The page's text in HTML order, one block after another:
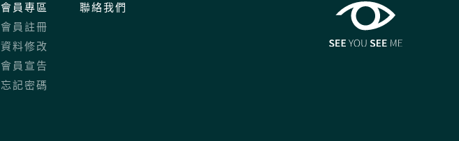
會員專區
會員註冊
資料修改
會員宣告
忘記密碼
聯絡我們